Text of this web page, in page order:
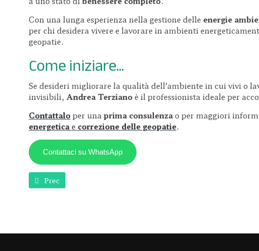
Con una lunga esperienza nella gestione delle energie
per chi desidera vivere e lavorare in ambienti
geopatie.
Come iniziare...
Se desideri migliorare la qualità dell’ambiente in cui vivi o
invisibili, Andrea Terzianoè il professionista ideale per
Contattaloper una prima consulenzao per maggiori
energeticae correzione delle geopatie.
Contattaci su WhatsApp
Articolo precedente: Antonio Armani
Prec